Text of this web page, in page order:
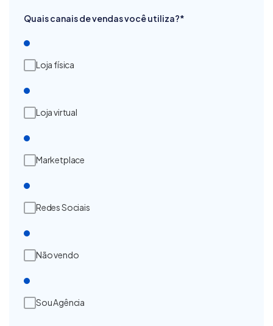
Quais canais de vendas você utiliza?*
Loja física
Loja virtual
Marketplace
Redes Sociais
Não vendo
Sou Agência